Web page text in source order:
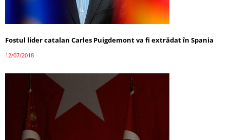
Fostul lider catalan Carles Puigdemont va fi extrădat în Spania
12/07/2018